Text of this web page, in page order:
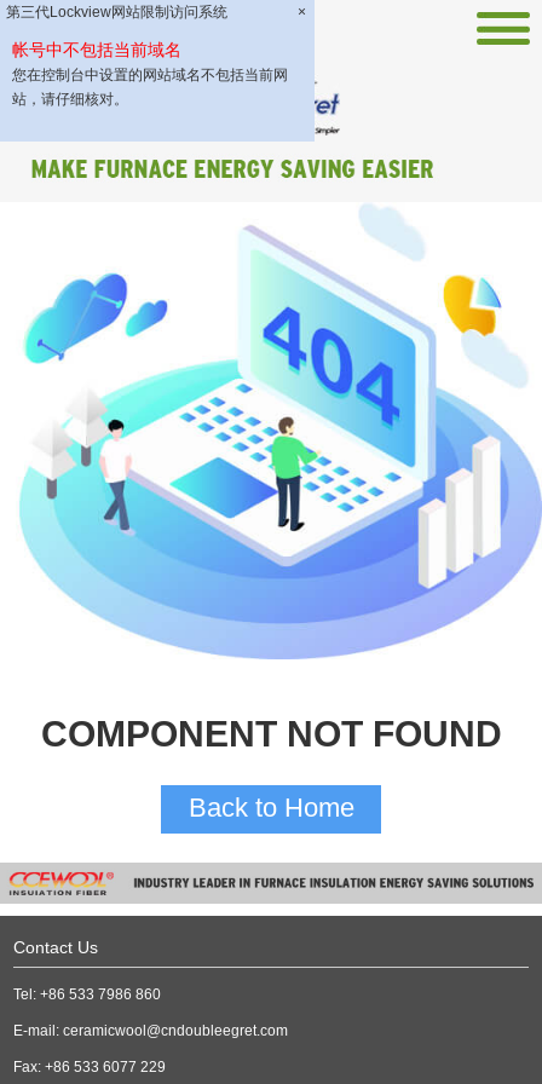
第三代Lockview网站限制访问系统 ×
帐号中不包括当前域名
您在控制台中设置的网站域名不包括当前网
站，请仔细核对。
COMPONENT NOT FOUND
Back to Home
Contact Us
Tel: +86 533 7986 860
E-mail:ceramicwool@cndoubleegret.com
Fax: +86 533 6077 229